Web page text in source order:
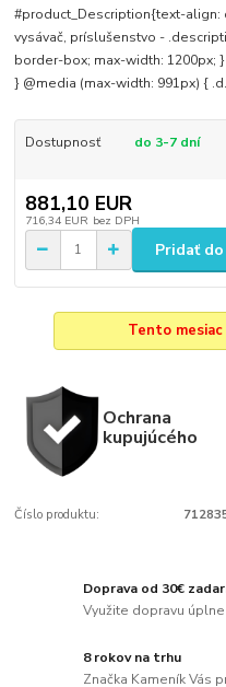
#product_Description{text-
vysávač, príslušenstvo -
border-box; max-width: 1200px;
} @media (max-width: 991px) {
Dostupnosť do 3-7 dní
881,10 EUR
716,34 EUR bez DPH
Pridať
Tento mesiac
Ochrana
kupujúcého
Číslo produktu:
Doprava od 30€
Využite dopravu
8 rokov na trhu
Značka Kameník Vás